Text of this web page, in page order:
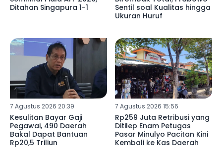
Ditahan Singapura 1-1
Sentil soal Kualitas hingga
Ukuran Huruf
7 Agustus 2026 20:39
Kesulitan Bayar Gaji
Pegawai, 490 Daerah
Bakal Dapat Bantuan
Rp20,5 Triliun
7 Agustus 2026 15:56
Rp259 Juta Retribusi yang
Ditilep Enam Petugas
Pasar Minulyo Pacitan Kini
Kembali ke Kas Daerah